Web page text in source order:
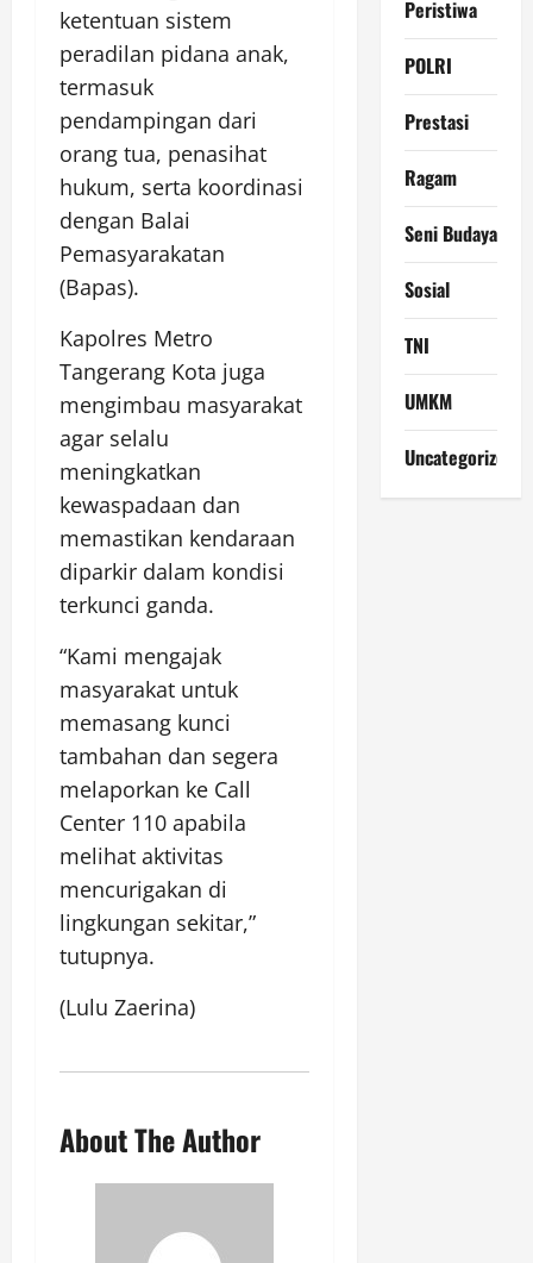
ketentuan sistem
peradilan pidana anak,
termasuk
pendampingan dari
orang tua, penasihat
hukum, serta koordinasi
dengan Balai
Pemasyarakatan
(Bapas).
Kapolres Metro
Tangerang Kota juga
mengimbau masyarakat
agar selalu
meningkatkan
kewaspadaan dan
memastikan kendaraan
diparkir dalam kondisi
terkunci ganda.
“Kami mengajak
masyarakat untuk
memasang kunci
tambahan dan segera
melaporkan ke Call
Center 110 apabila
melihat aktivitas
mencurigakan di
lingkungan sekitar,”
tutupnya.
(Lulu Zaerina)
About The Author
Peristiwa
POLRI
Prestasi
Ragam
Seni Budaya
Sosial
TNI
UMKM
Uncategorized